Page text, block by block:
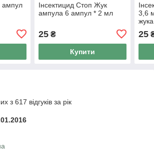
ампул
Інсектицид Стоп Жук
ампула 6 ампул * 2 мл
25₴
Купити
3,6
25
з 617 відгуків за рік